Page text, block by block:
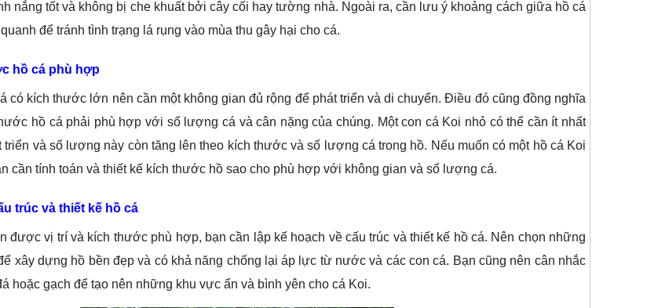
nắng tốt và không bị che khuất bởi cây cối hay tường nhà. Ngoài ra, cần lưu ý khoảng cách giữa hồ cá
để tránh tình trạng lá rụng vào mùa thu gây hại cho cá.
hồ cá phù hợp
có kích thước lớn nên cần một không gian đủ rộng để phát triển và di chuyển. Điều đó cũng đồng nghĩa
hồ cá phải phù hợp với số lượng cá và cân nặng của chúng. Một con cá Koi nhỏ có thể cần ít nhất
và số lượng này còn tăng lên theo kích thước và số lượng cá trong hồ. Nếu muốn có một hồ cá Koi
cần tính toán và thiết kế kích thước hồ sao cho phù hợp với không gian và số lượng cá.
trúc và thiết kế hồ cá
vị trí và kích thước phù hợp, bạn cần lập kế hoạch về cấu trúc và thiết kế hồ cá. Nên chọn những
xây dựng hồ bền đẹp và có khả năng chống lại áp lực từ nước và các con cá. Bạn cũng nên cân nhắc
hoặc gạch để tạo nên những khu vực ẩn và bình yên cho cá Koi.